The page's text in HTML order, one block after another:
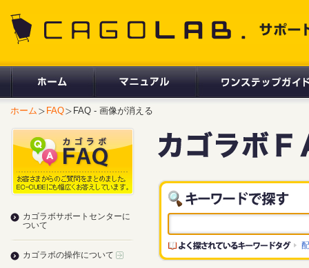
ホーム FAQ FAQ - 画像が消える
カゴラボサポートセンターに
ついて
カゴラボの操作について